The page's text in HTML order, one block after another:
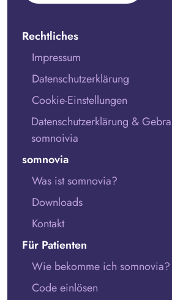
Rechtliches
Impressum
Datenschutzerklärung
Cookie-Einstellungen
Datenschutzerklärung &
somnoivia
somnovia
Was ist somnovia?
Downloads
Kontakt
Für Patienten
Wie bekomme ich somnovia?
Code einlösen